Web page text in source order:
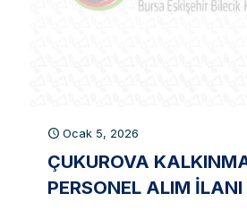
Ocak 5, 2026
ÇUKUROVA
PERSONEL ALIM İLANI